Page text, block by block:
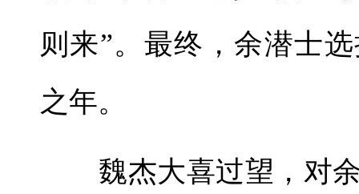
则来”。最终，余潜士
之年。
魏杰大喜过望，对余